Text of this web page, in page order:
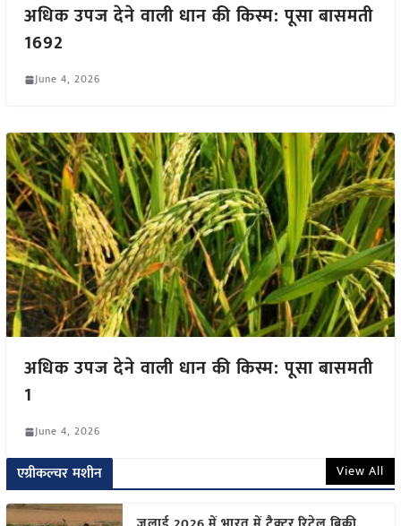
अधिक उपज देने वाली धान की किस्म: पूसा बासमती
1692
June 4, 2026
अधिक उपज देने वाली धान की किस्म: पूसा बासमती
1
June 4, 2026
एग्रीकल्चर मशीन View All